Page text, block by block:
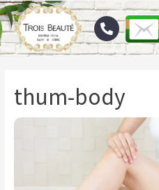
thum-body